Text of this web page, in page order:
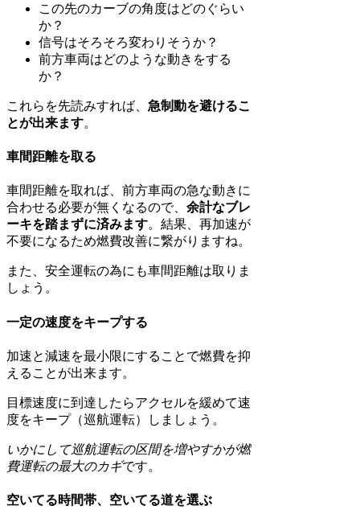
この先のカーブの角度はどのぐらい
か？
信号はそろそろ変わりそうか？
前方車両はどのような動きをする
か？
これらを先読みすれば、 急制動を避けるこ
とが出来ます。
車間距離を取る
車間距離を取れば、前方車両の急な動きに
合わせる必要が無くなるので、 余計なブレ
ーキを踏まずに済みます。結果、再加速が
不要になるため燃費改善に繋がりますね。
また、安全運転の為にも車間距離は取りま
しょう。
一定の速度をキープする
加速と減速を最小限にすることで燃費を抑
えることが出来ます。
目標速度に到達したらアクセルを緩めて速
度をキープ（巡航運転）しましょう。
いかにして巡航運転の区間を増やすかが燃
費運転の最大のカギです。
空いてる時間帯、空いてる道を選ぶ